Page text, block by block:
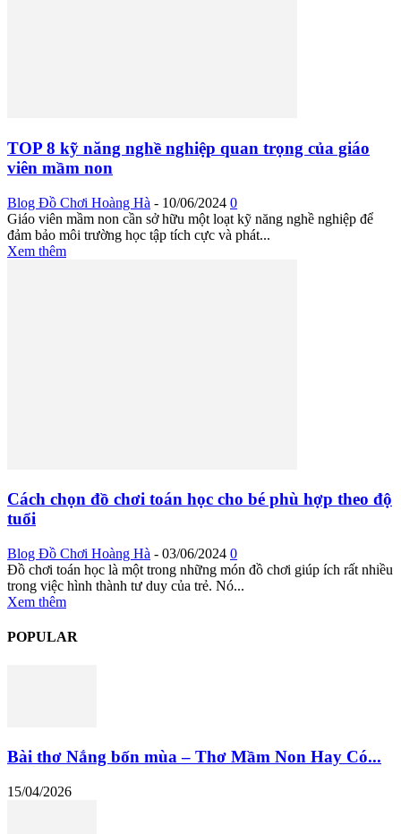
TOP 8 kỹ năng nghề nghiệp quan trọng của giáo
viên mầm non
Blog Đồ Chơi Hoàng Hà - 10/06/2024 0
Giáo viên mầm non cần sở hữu một loạt kỹ năng nghề nghiệp để
đảm bảo môi trường học tập tích cực và phát...
Xem thêm
Cách chọn đồ chơi toán học cho bé phù hợp theo độ
tuổi
Blog Đồ Chơi Hoàng Hà - 03/06/2024 0
Đồ chơi toán học là một trong những món đồ chơi giúp ích rất nhiều
trong việc hình thành tư duy của trẻ. Nó...
Xem thêm
POPULAR
Bài thơ Nắng bốn mùa – Thơ Mầm Non Hay Có...
15/04/2026